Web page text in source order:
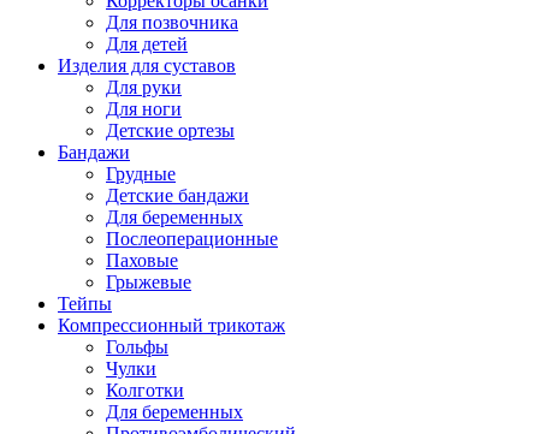
Для позвочника
Для детей
Изделия для суставов
Для руки
Для ноги
Детские ортезы
Бандажи
Грудные
Детские бандажи
Для беременных
Послеоперационные
Паховые
Грыжевые
Тейпы
Компрессионный трикотаж
Гольфы
Чулки
Колготки
Для беременных